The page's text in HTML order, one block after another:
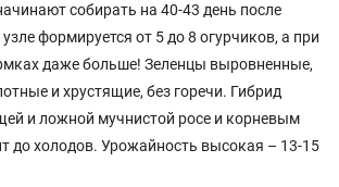
собирать на 40-43 день после
формируется от 5 до 8 огурчиков, а при
даже больше! Зеленцы выровненные,
и хрустящие, без горечи. Гибрид
и ложной мучнистой росе и корневым
до холодов. Урожайность высокая – 13-15